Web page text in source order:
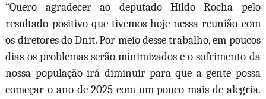
“Quero agradecer ao deputado Hildo Rocha pelo
resultado positivo que tivemos hoje nessa reunião com
os diretores do Dnit. Por meio desse trabalho, em poucos
dias os problemas serão minimizados e o sofrimento da
nossa população irá diminuir para que a gente possa
começar o ano de 2025 com um pouco mais de alegria.